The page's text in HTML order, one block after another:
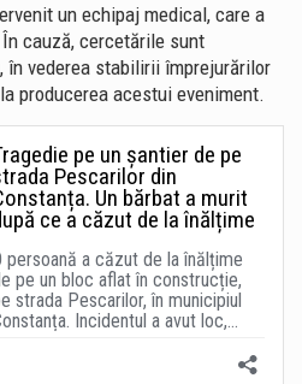
un echipaj medical, care a
cauză, cercetările sunt
vederea stabilirii împrejurărilor
producerea acestui eveniment.